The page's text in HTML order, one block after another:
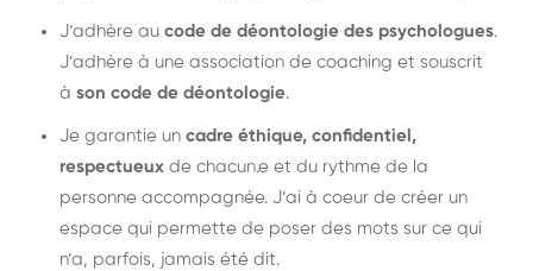
J’adhère au code de déontologie des psychologues.
J’adhère à une association de coaching et souscrit
à son code de déontologie.
Je garantie un cadre éthique, confidentiel,
respectueux de chacun.e et du rythme de la
personne accompagnée. J’ai à coeur de créer un
espace qui permette de poser des mots sur ce qui
n’a, parfois, jamais été dit.